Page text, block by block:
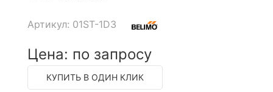
Артикул: 01ST-1D3
Цена: по запросу
КУПИТЬ В ОДИН КЛИК